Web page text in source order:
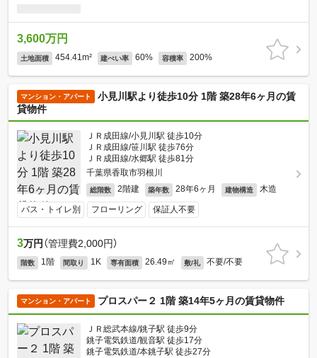
3,600万円
土地面積 454.41m² 建ぺい率 60% 容積率 200%
マンション・アパート
小見川駅より徒歩10分 1階 築28年6ヶ月の賃
貸物件
ＪＲ成田線/小見川駅 徒歩10分
ＪＲ成田線/笹川駅 徒歩76分
ＪＲ成田線/水郷駅 徒歩81分
千葉県香取市羽根川
総階数 2階建 築年数 28年6ヶ月 建物構造 木造
バス・トイレ別 フローリング 保証人不要
3万円 （管理費2,000円）
階数 1階 間取り 1K 専有面積 26.49㎡ 敷/礼 不要/不要
マンション・アパート プロスパー２ 1階 築14年5ヶ月の賃貸物件
ＪＲ総武本線/銚子駅 徒歩9分
銚子電気鉄道/観音駅 徒歩17分
銚子電気鉄道/本銚子駅 徒歩27分